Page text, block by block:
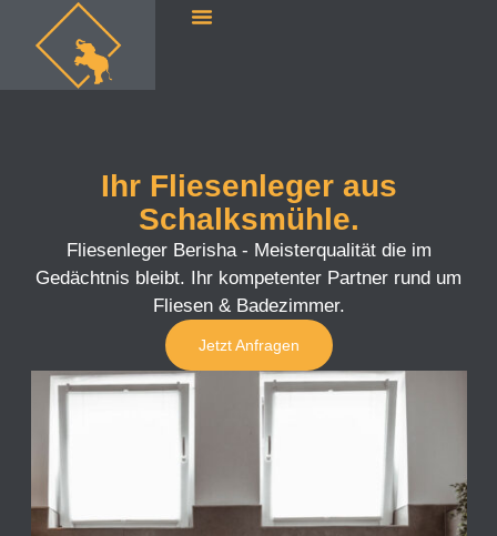
Ihr Fliesenleger aus
Schalksmühle.
Fliesenleger Berisha - Meisterqualität die im
Gedächtnis bleibt. Ihr kompetenter Partner rund um
Fliesen & Badezimmer.
Jetzt Anfragen